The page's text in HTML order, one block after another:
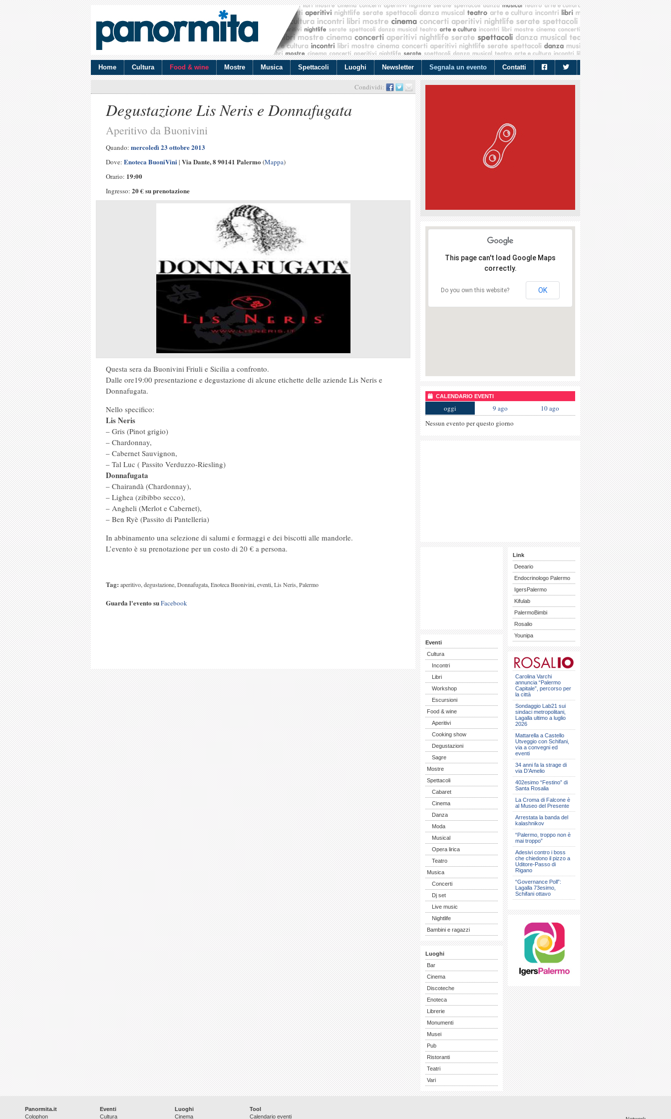
Home Cultura Food & wine Mostre Musica Spettacoli Luoghi Newsletter Segnala un evento Contatti
Condividi:
Degustazione Lis Neris e Donnafugata
Aperitivo da Buonivini
Quando: mercoledì 23 ottobre 2013
Dove: Enoteca BuoniVini| Via Dante, 8 90141 Palermo (Mappa)
Orario: 19:00
Ingresso: 20 € su prenotazione
Questa sera da Buonivini Friuli e Sicilia a confronto.
Dalle ore19:00 presentazione e degustazione di alcune etichette delle aziende Lis Neris e
Donnafugata.
Nello specifico:
Lis Neris
– Gris (Pinot grigio)
– Chardonnay,
– Cabernet Sauvignon,
– Tal Luc ( Passito Verduzzo-Riesling)
Donnafugata
– Chairandà (Chardonnay),
– Lighea (zibibbo secco),
– Angheli (Merlot e Cabernet),
– Ben Ryè (Passito di Pantelleria)
In abbinamento una selezione di salumi e formaggi e dei biscotti alle mandorle.
L’evento è su prenotazione per un costo di 20 € a persona.
Tag: aperitivo,degustazione,Donnafugata,Enoteca Buonivini,eventi,Lis Neris,Palermo
Guarda l'evento suFacebook
This page can't load Google Maps
correctly.
Do you own this website? OK
CALENDARIO EVENTI
oggi 9 ago
10 ago
Nessun evento per questo giorno
Eventi
Cultura
Incontri
Libri
Workshop
Escursioni
Food & wine
Aperitivi
Cooking show
Degustazioni
Sagre
Mostre
Spettacoli
Cabaret
Cinema
Danza
Moda
Musical
Opera lirica
Teatro
Musica
Concerti
Dj set
Live music
Nightlife
Bambini e ragazzi
Luoghi
Bar
Cinema
Discoteche
Enoteca
Librerie
Monumenti
Musei
Pub
Ristoranti
Teatri
Vari
Link
Deeario
Endocrinologo Palermo
IgersPalermo
Kifulab
PalermoBimbi
Rosalio
Younipa
Carolina Varchi
annuncia “Palermo
Capitale”, percorso per
la città
Sondaggio Lab21 sui
sindaci metropolitani,
Lagalla ultimo a luglio
2026
Mattarella a Castello
Utveggio con Schifani,
via a convegni ed
eventi
34 anni fa la strage di
via D’Amelio
402esimo “Festino” di
Santa Rosalia
La Croma di Falcone è
al Museo del Presente
Arrestata la banda del
kalashnikov
“Palermo, troppo non è
mai troppo”
Adesivi contro i boss
che chiedono il pizzo a
Uditore-Passo di
Rigano
“Governance Poll”:
Lagalla 73esimo,
Schifani ottavo
Panormita.it
Colophon
Eventi
Cultura
Luoghi
Cinema
Tool
Calendario eventi